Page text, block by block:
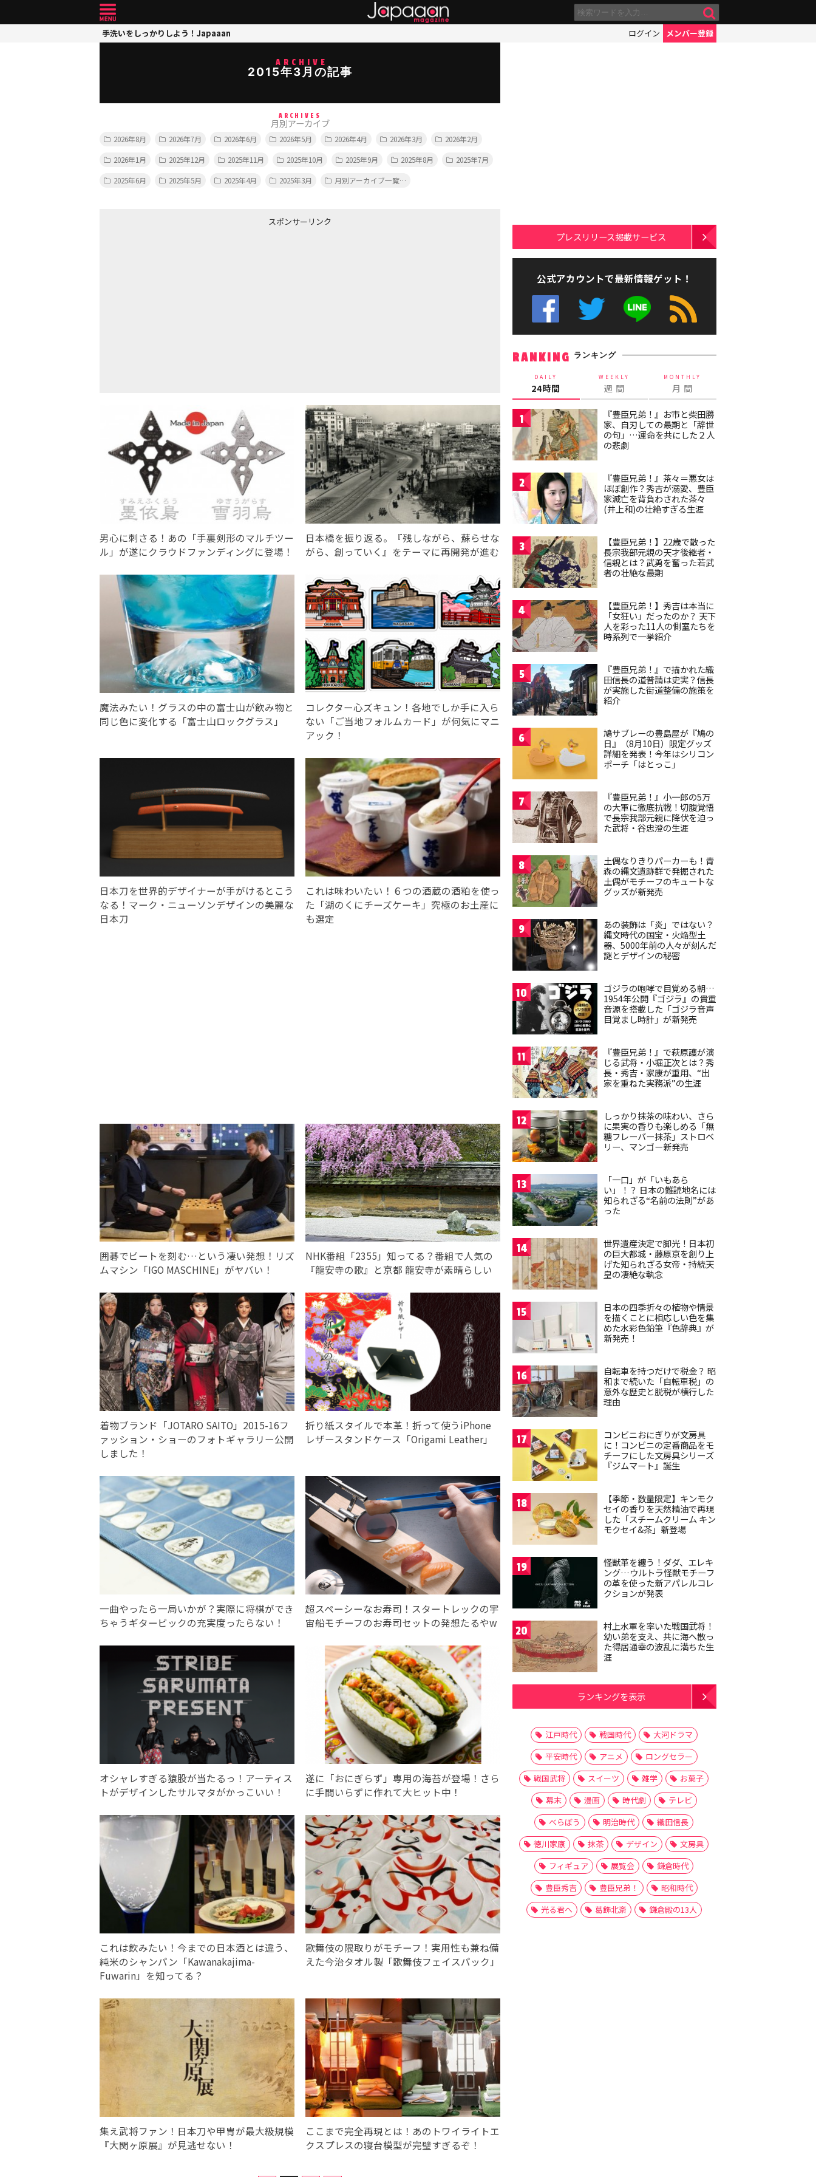
手洗いをしっかりしよう！Japaaan ログイン メンバー登録
ARCHIVE
2015年3月の記事
ARCHIVES
月別アーカイブ
2026年8月 2026年7月 2026年6月 2026年5月 2026年4月 2026年3月
2026年2月
2026年1月
2025年12月 2025年11月 2025年10月 2025年9月 2025年8月
2025年7月
2025年6月
2025年5月 2025年4月 2025年3月 月別アーカイブ一覧…
スポンサーリンク
男心に刺さる！あの「手裏剣形のマルチツー
ル」が遂にクラウドファンディングに登場！
日本橋を振り返る。『残しながら、蘇らせな
がら、創っていく』をテーマに再開発が進む
魔法みたい！グラスの中の富士山が飲み物と
同じ色に変化する「富士山ロックグラス」
コレクター心ズキュン！各地でしか手に入ら
ない「ご当地フォルムカード」が何気にマニ
アック！
日本刀を世界的デザイナーが手がけるとこう
なる！マーク・ニューソンデザインの美麗な
日本刀
これは味わいたい！６つの酒蔵の酒粕を使っ
た「湖のくにチーズケーキ」究極のお土産に
も選定
囲碁でビートを刻む…という凄い発想！リズ
ムマシン「IGO MASCHINE」がヤバい！
NHK番組「2355」知ってる？番組で人気の
『龍安寺の歌』と京都 龍安寺が素晴らしい
着物ブランド「JOTARO SAITO」2015-16フ
ァッション・ショーのフォトギャラリー公開
しました！
折り紙スタイルで本革！折って使うiPhone
レザースタンドケース「Origami Leather」
一曲やったら一局いかが？実際に将棋ができ
ちゃうギターピックの充実度ったらない！
超スペーシーなお寿司！スタートレックの宇
宙船モチーフのお寿司セットの発想たるやw
オシャレすぎる猿股が当たるっ！アーティス
トがデザインしたサルマタがかっこいい！
遂に「おにぎらず」専用の海苔が登場！さら
に手間いらずに作れて大ヒット中！
これは飲みたい！今までの日本酒とは違う、
純米のシャンパン「Kawanakajima-
Fuwarin」を知ってる？
歌舞伎の隈取りがモチーフ！実用性も兼ね備
えた今治タオル製「歌舞伎フェイスパック」
集え武将ファン！日本刀や甲冑が最大級規模
『大関ヶ原展』が見逃せない！
ここまで完全再現とは！あのトワイライトエ
クスプレスの寝台模型が完璧すぎるぞ！
プレスリリース掲載サービス
公式アカウントで最新情報ゲット！
RANKING ランキング
DAILY
24時間
WEEKLY
週 間
MONTHLY
月 間
1
『豊臣兄弟！』お市と柴田勝
家、自刃しての最期と「辞世
の句」…運命を共にした２人
の悲劇
2
『豊臣兄弟！』茶々＝悪女は
ほぼ創作？秀吉が溺愛、豊臣
家滅亡を背負わされた茶々
(井上和)の壮絶すぎる生涯
3
【豊臣兄弟！】22歳で散った
長宗我部元親の天才後継者・
信親とは？武勇を奮った若武
者の壮絶な最期
4
【豊臣兄弟！】秀吉は本当に
「女狂い」だったのか？ 天下
人を彩った11人の側室たちを
時系列で一挙紹介
5
『豊臣兄弟！』で描かれた織
田信長の道普請は史実？信長
が実施した街道整備の施策を
紹介
6
鳩サブレーの豊島屋が『鳩の
日』（8月10日）限定グッズ
詳細を発表！今年はシリコン
ポーチ「はとっこ」
7
『豊臣兄弟！』小一郎の5万
の大軍に徹底抗戦！切腹覚悟
で長宗我部元親に降伏を迫っ
た武将・谷忠澄の生涯
8
土偶なりきりパーカーも！青
森の縄文遺跡群で発掘された
土偶がモチーフのキュートな
グッズが新発売
9
あの装飾は「炎」ではない？
縄文時代の国宝・火焔型土
器、5000年前の人々が刻んだ
謎とデザインの秘密
10
ゴジラの咆哮で目覚める朝…
1954年公開『ゴジラ』の貴重
音源を搭載した「ゴジラ音声
目覚まし時計」が新発売
11
『豊臣兄弟！』で萩原護が演
じる武将・小堀正次とは？秀
長・秀吉・家康が重用、“出
家を重ねた実務派”の生涯
12
しっかり抹茶の味わい、さら
に果実の香りも楽しめる「無
糖フレーバー抹茶」ストロベ
リー、マンゴー新発売
13
「一口」が「いもあら
い」！？ 日本の難読地名には
知られざる“名前の法則”があ
った
14
世界遺産決定で脚光！日本初
の巨大都城・藤原京を創り上
げた知られざる女帝・持統天
皇の凄絶な執念
15
日本の四季折々の植物や情景
を描くことに相応しい色を集
めた水彩色鉛筆『色辞典』が
新発売！
16
自転車を持つだけで税金？ 昭
和まで続いた「自転車税」の
意外な歴史と脱税が横行した
理由
17
コンビニおにぎりが文房具
に！コンビニの定番商品をモ
チーフにした文房具シリーズ
『ジムマート』誕生
18
【季節・数量限定】キンモク
セイの香りを天然精油で再現
した「スチームクリーム キン
モクセイ&茶」新登場
19
怪獣革を纏う！ダダ、エレキ
ング…ウルトラ怪獣モチーフ
の革を使った新アパレルコレ
クションが発表
20
村上水軍を率いた戦国武将！
幼い弟を支え、共に海へ散っ
た得居通幸の波乱に満ちた生
涯
ランキングを表示
江戸時代 戦国時代
大河ドラマ
平安時代
アニメ
ロングセラー
戦国武将
スイーツ 雑学
お菓子
幕末
漫画 時代劇
テレビ
べらぼう
明治時代
織田信長
徳川家康
抹茶 デザイン
文房具
フィギュア
展覧会
鎌倉時代
豊臣秀吉
豊臣兄弟！
昭和時代
光る君へ
葛飾北斎 鎌倉殿の13人